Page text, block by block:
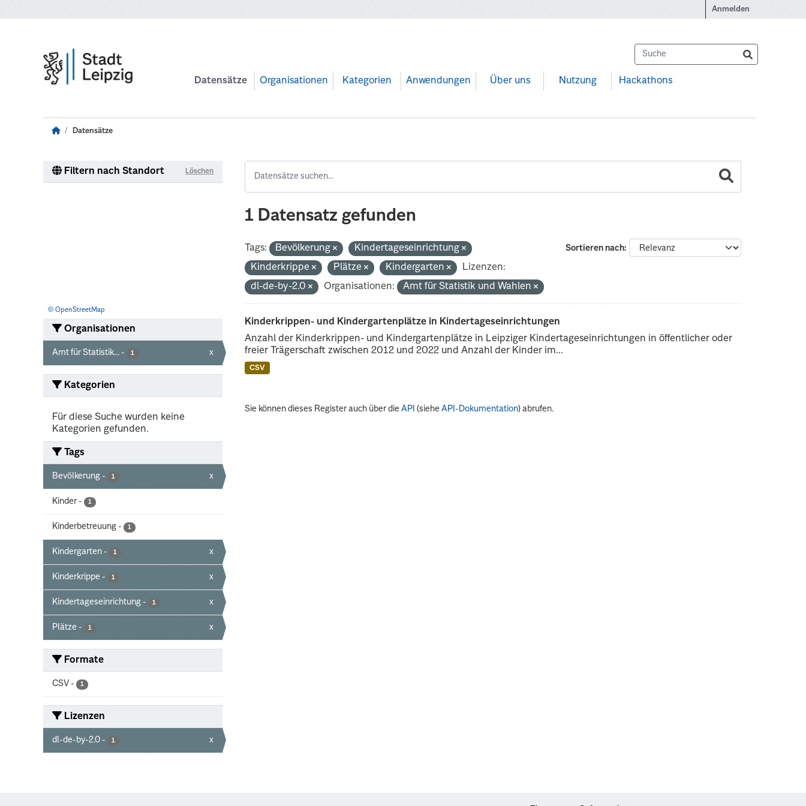
Anmelden
Datensätze Organisationen Kategorien Anwendungen Über uns Nutzung Hackathons
Datensätze
Filtern nach Standort Löschen
© OpenStreetMap
Organisationen
Amt für Statistik... - 1 x
Kategorien
Für diese Suche wurden keine
Kategorien gefunden.
Tags
Bevölkerung - 1 x
Kinder - 1
Kinderbetreuung - 1
Kindergarten - 1 x
Kinderkrippe - 1 x
Kindertageseinrichtung - 1 x
Plätze - 1 x
Formate
CSV - 1
Lizenzen
dl-de-by-2.0 - 1 x
1 Datensatz gefunden
Sortieren nach
Tags: Bevölkerung
Kindertageseinrichtung
Kinderkrippe
Plätze Kindergarten
Lizenzen:
dl-de-by-2.0
Organisationen: Amt für Statistik und Wahlen
Kinderkrippen- und Kindergartenplätze in Kindertageseinrichtungen
Anzahl der Kinderkrippen- und Kindergartenplätze in Leipziger Kindertageseinrichtungen in öffentlicher oder
freier Trägerschaft zwischen 2012 und 2022 und Anzahl der Kinder im...
CSV
Sie können dieses Register auch über dieAPI (sieheAPI-Dokumentation) abrufen.